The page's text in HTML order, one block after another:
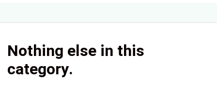
Nothing else in this
category.